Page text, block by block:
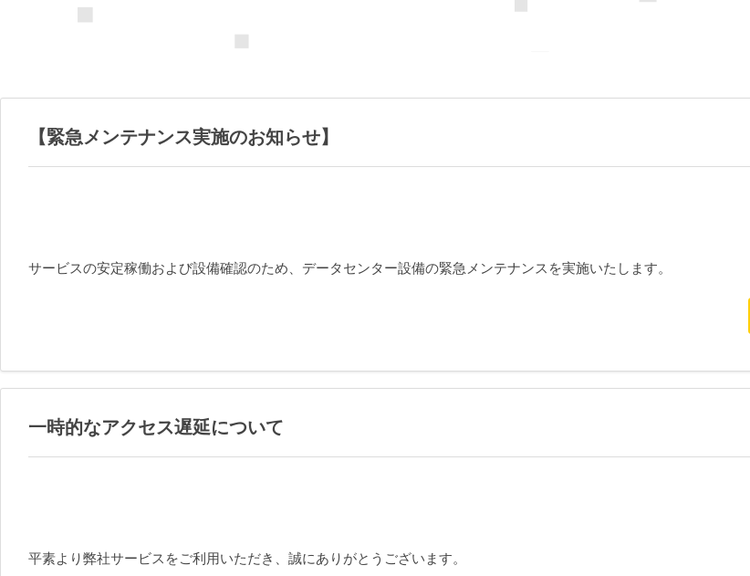
【緊急メンテナンス実施のお知らせ】
サービスの安定稼働および設備確認のため、データセンター設備の緊急メンテナンスを実施いたします。
一時的なアクセス遅延について
平素より弊社サービスをご利用いただき、誠にありがとうございます。